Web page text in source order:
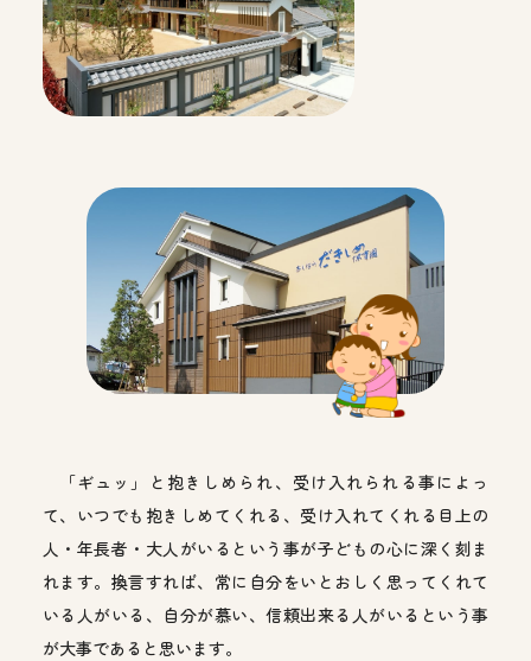
「ギュッ」と抱きしめられ、受け入れられる事によっ
て、いつでも抱きしめてくれる、受け入れてくれる目上の
人・年長者・大人がいるという事が子どもの心に深く刻ま
れます。換言すれば、常に自分をいとおしく思ってくれて
いる人がいる、自分が慕い、信頼出来る人がいるという事
が大事であると思います。